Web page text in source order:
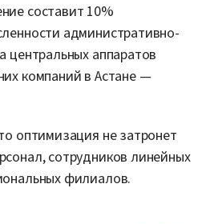
составит 10%
административно-
центральных аппаратов
компаний в Астане —
оптимизация не затронет
сотрудников линейных
филиалов.